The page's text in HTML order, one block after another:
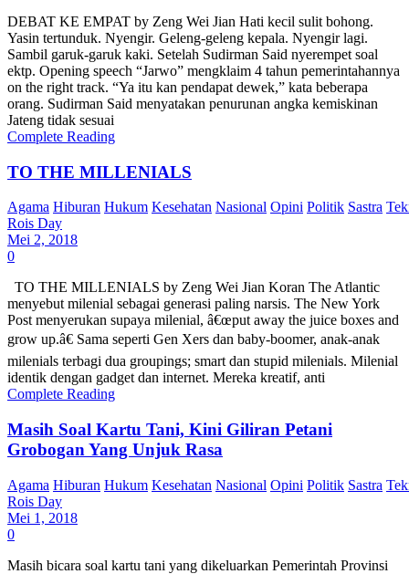
DEBAT KE EMPAT by Zeng Wei Jian Hati kecil sulit bohong.
Yasin tertunduk. Nyengir. Geleng-geleng kepala. Nyengir lagi.
Sambil garuk-garuk kaki. Setelah Sudirman Said nyerempet soal
ektp. Opening speech “Jarwo” mengklaim 4 tahun pemerintahannya
on the right track. “Ya itu kan pendapat dewek,” kata beberapa
orang. Sudirman Said menyatakan penurunan angka kemiskinan
Jateng tidak sesuai
Complete Reading
TO THE MILLENIALS
Agama Hiburan Hukum Kesehatan Nasional Opini Politik Sastra
Rois Day
Mei 2, 2018
0
TO THE MILLENIALS by Zeng Wei Jian Koran The Atlantic
menyebut milenial sebagai generasi paling narsis. The New York
Post menyerukan supaya milenial, â€œput away the juice boxes and
grow up.â€ Sama seperti Gen Xers dan baby-boomer, anak-anak
milenials terbagi dua groupings; smart dan stupid milenials. Milenial
identik dengan gadget dan internet. Mereka kreatif, anti
Complete Reading
Masih Soal Kartu Tani, Kini Giliran Petani
Grobogan Yang Unjuk Rasa
Agama Hiburan Hukum Kesehatan Nasional Opini Politik Sastra
Rois Day
Mei 1, 2018
0
Masih bicara soal kartu tani yang dikeluarkan Pemerintah Provinsi